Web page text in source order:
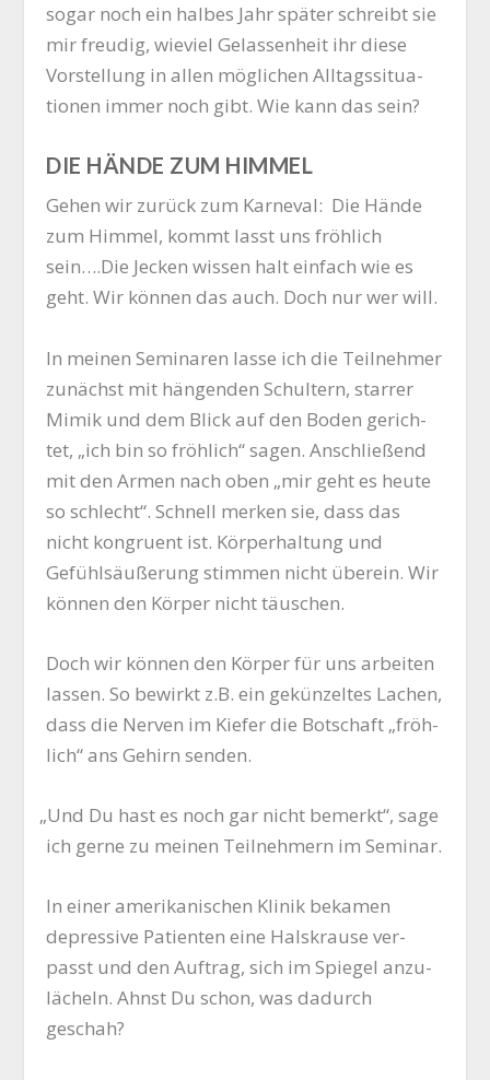
sogar noch ein hal­bes Jahr spä­ter schreibt sie
mir freu­dig, wie­viel Gelas­sen­heit ihr die­se
Vor­stel­lung in allen mög­li­chen All­tags­si­tua­
tio­nen immer noch gibt. Wie kann das sein?
DIE HÄNDE ZUM HIMMEL
Gehen wir zurück zum Kar­ne­val: Die Hän­de
zum Him­mel, kommt lasst uns fröh­lich
sein….Die Jecken wis­sen halt ein­fach wie es
geht. Wir kön­nen das auch. Doch nur wer will.
In mei­nen Semi­na­ren las­se ich die Teil­neh­mer
zunächst mit hän­gen­den Schul­tern, star­rer
Mimik und dem Blick auf den Boden gerich­
tet, „ich bin so fröh­lich“ sagen. Anschlie­ßend
mit den Armen nach oben „mir geht es heu­te
so schlecht“. Schnell mer­ken sie, dass das
nicht kon­gru­ent ist. Kör­per­hal­tung und
Gefühls­äu­ße­rung stim­men nicht über­ein. Wir
kön­nen den Kör­per nicht täuschen.
Doch wir kön­nen den Kör­per für uns arbei­ten
las­sen. So bewirkt z.B. ein gekün­zel­tes Lachen,
dass die Ner­ven im Kie­fer die Bot­schaft „fröh­
lich“ ans Gehirn senden.
„Und Du hast es noch gar nicht bemerkt“, sage
ich ger­ne zu mei­nen Teil­neh­mern im Seminar.
In einer ame­ri­ka­ni­schen Kli­nik beka­men
depres­si­ve Pati­en­ten eine Hals­krau­se ver­
passt und den Auf­trag, sich im Spie­gel anzu­
lä­cheln. Ahnst Du schon, was dadurch
geschah?